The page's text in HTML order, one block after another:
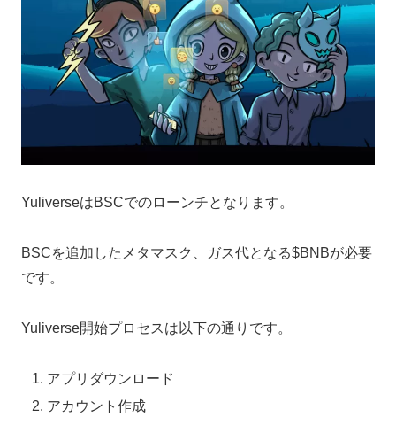
YuliverseはBSCでのローンチとなります。
BSCを追加したメタマスク、ガス代となる$BNBが必要
です。
Yuliverse開始プロセスは以下の通りです。
アプリダウンロード
アカウント作成